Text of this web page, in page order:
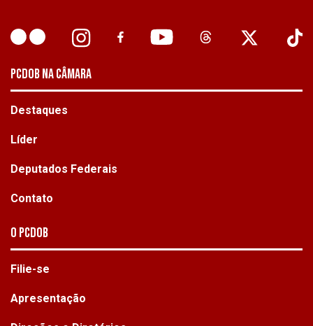
PCDOB NA CÂMARA
Destaques
Líder
Deputados Federais
Contato
O PCdoB
Filie-se
Apresentação